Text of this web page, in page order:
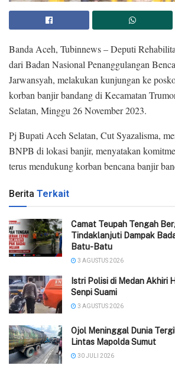
Banda Aceh, Tubinnews – Deputi
dari Badan Nasional Penanggulangan
Jarwansyah, melakukan kunjungan ke
korban banjir bandang di Kecamatan
Selatan, Minggu 26 November 2023.
Pj Bupati Aceh Selatan, Cut Syazalisma,
BNPB di lokasi banjir, menyatakan
terus mendukung korban bencana banjir
Berita Terkait
Camat Teupah Tengah
Tindaklanjuti Dampak
Batu-Batu
3 AGUSTUS 2026
‎Istri Polisi di Medan Akhiri
Senpi Suami
3 AGUSTUS 2026
Ojol Meninggal Dunia
Lintas Mapolda Sumut
30 JULI 2026